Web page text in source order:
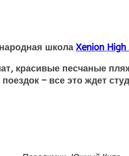
школа Xenion High
красивые песчаные
– все это ждет